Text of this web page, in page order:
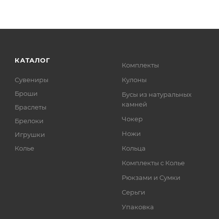
КАТАЛОГ
Сувениры
Броши
Браслеты
Брелоки
Игрушки
Колье
Комплекты
Кулоны
Бусы из натуральных
камней
Чокер
Ножи
Кольца
Комплекты с Колье
Рюкзами и Сумки
Серьги
Упаковка